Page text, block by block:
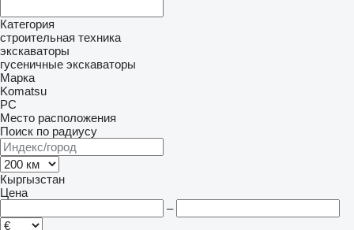
Категория
строительная техника
экскаваторы
гусеничные экскаваторы
Марка
Komatsu
PC
Место расположения
Поиск по радиусу
Кыргызстан
Цена
–